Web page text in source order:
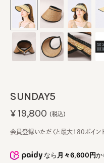
SUNDAY5
なら月々6,600円か
¥19,800 (税込)
会員登録いただくと最大180ポイン